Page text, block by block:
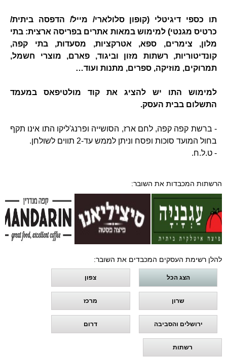
תו כספי דיגיטלי (קופון סלולארי/ מייל/ הדפסה ביתית/
כרטיס מגנטי) למימוש במאות אתרים בפריסה ארצית: בתי
מלון, צימרים, ספא, אטרקציות, מסעדות, בתי קפה,
קונדיטוריות, רשתות מזון וביגוד, פארם, מוצרי חשמל,
תמרוקים, מוזיקה, ספרים, מתנות ועוד…
למימוש התו יש להציג את קוד מולטיפאס במעמד
התשלום בבית העסק.
- ברשת קפה קפה, לחם ארז, הסושייה ופרנג'ליקו התו אינו תקף
בחול המועד סוכות ופסח וניתן לממש עד-2 תווים לשולחן.
- ט.ל.ח.
הרשתות המכבדות את השובר:
להלן רשימת העסקים המכבדים את השובר:
הצג הכל צפון
שרון מרכז
ירושלים והסביבה דרום
רשתות